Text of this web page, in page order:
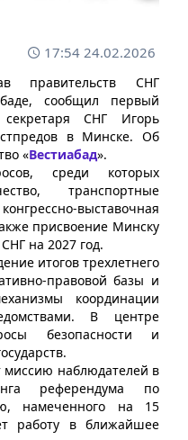
17:54 24.02.2026
правительств СНГ
сообщил первый
секретаря СНГ Игорь
в Минске. Об
«Вестиабад».
среди которых
транспортные
выставочная
присвоение Минску
на 2027 год.
итогов трехлетнего
правовой базы и
координации
В центре
безопасности и
миссию наблюдателей в
референдума по
намеченного на 15
работу в ближайшее